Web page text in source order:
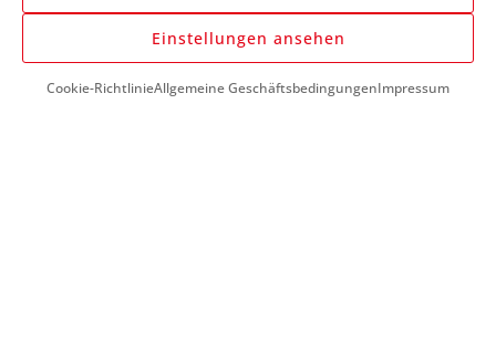
Einstellungen ansehen
Cookie-RichtlinieAllgemeine GeschäftsbedingungenImpressum